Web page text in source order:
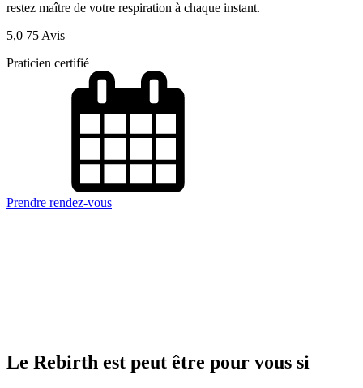
restez maître de votre respiration à chaque instant.
5,0 75 Avis
Praticien certifié
Prendre rendez-vous
Le Rebirth est peut être pour vous si